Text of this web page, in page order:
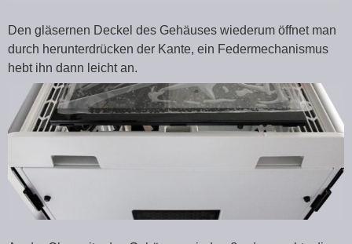
Den gläsernen Deckel des Gehäuses wiederum öffnet man
durch herunterdrücken der Kante, ein Federmechanismus
hebt ihn dann leicht an.